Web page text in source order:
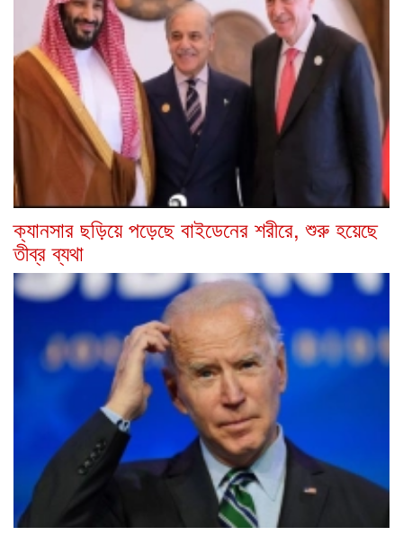
ক্যানসার ছড়িয়ে পড়েছে বাইডেনের শরীরে, শুরু হয়েছে
তীব্র ব্যথা